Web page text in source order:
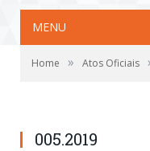
MENU
Home » Atos Oficiais
005.2019